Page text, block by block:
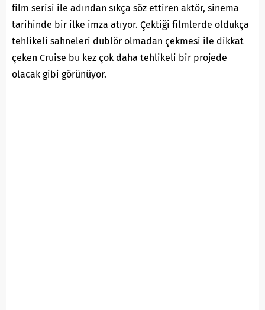
film serisi ile adından sıkça söz ettiren aktör, sinema
tarihinde bir ilke imza atıyor. Çektiği filmlerde oldukça
tehlikeli sahneleri dublör olmadan çekmesi ile dikkat
çeken Cruise bu kez çok daha tehlikeli bir projede
olacak gibi görünüyor.